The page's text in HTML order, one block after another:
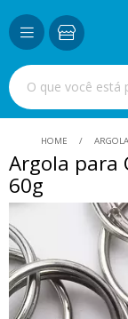
HOME
Argola para
60g